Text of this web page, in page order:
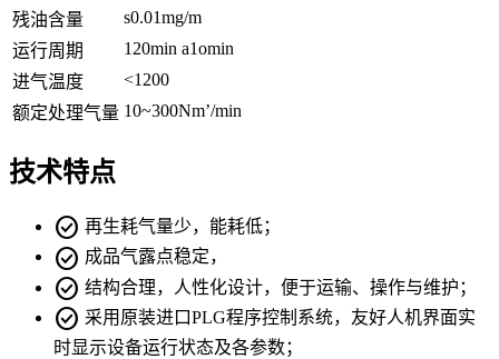
残油含量
s0.01mg/m
运行周期
120min a1omin
进气温度
<1200
额定处理气量 10~300Nm’/min
技术特点
check_circle 再生耗气量少，能耗低；
check_circle 成品气露点稳定，
check_circle 结构合理，人性化设计，便于运输、操作与维护；
check_circle 采用原装进口PLG程序控制系统，友好人机界面实
时显示设备运行状态及各参数；